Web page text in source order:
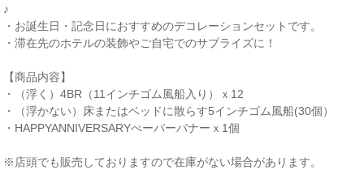
♪
・お誕生日・記念日におすすめのデコレーションセットです。
・滞在先のホテルの装飾やご自宅でのサプライズに！
【商品内容】
・（浮く）4BR（11インチゴム風船入り）ｘ12
・（浮かない）床またはベッドに散らす5インチゴム風船(30個）
・HAPPYANNIVERSARYぺーパーバナーｘ1個
※店頭でも販売しておりますので在庫がない場合があります。